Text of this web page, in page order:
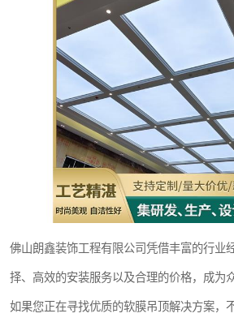
佛山朗鑫装饰工程有限公司凭借丰富的行业
择、高效的安装服务以及合理的价格，成为
如果您正在寻找优质的软膜吊顶解决方案，